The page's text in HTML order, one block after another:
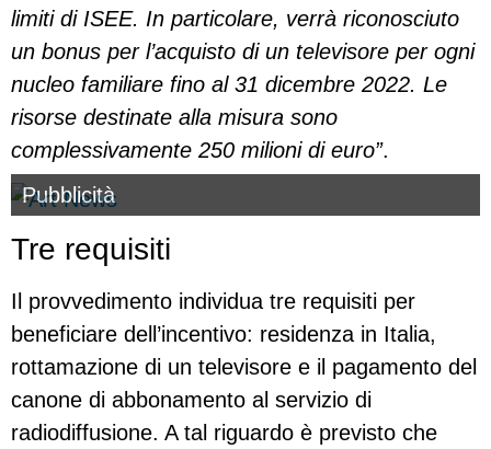
limiti di ISEE. In particolare, verrà riconosciuto
un bonus per l’acquisto di un televisore per ogni
nucleo familiare fino al 31 dicembre 2022. Le
risorse destinate alla misura sono
complessivamente 250 milioni di euro”.
Pubblicità
Tre requisiti
Il provvedimento individua tre requisiti per
beneficiare dell’incentivo: residenza in Italia,
rottamazione di un televisore e il pagamento del
canone di abbonamento al servizio di
radiodiffusione. A tal riguardo è previsto che